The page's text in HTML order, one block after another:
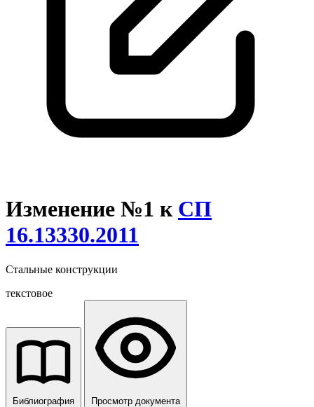
Изменение №1 к СП
16.13330.2011
Стальные конструкции
текстовое
Библиография Просмотр документа